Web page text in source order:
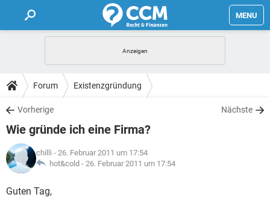
MENU
FORUM
TIPPS
LEXIKON
Forum Existenzgründung
Vorherige Nächste
Wie gründe ich eine Firma?
chilli - 26. Februar 2011 um 17:54
hot&cold - 26. Februar 2011 um 17:54
Guten Tag,